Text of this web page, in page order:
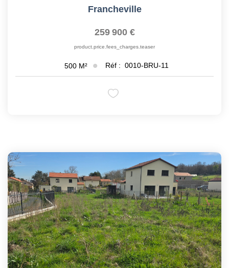
Francheville
259 900 €
product.price.fees_charges.teaser
500 M² Réf : 0010-BRU-11